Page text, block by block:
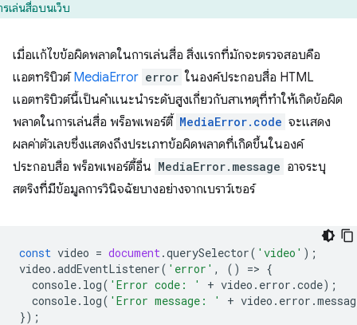
รเล่นสื่อบนเว็บ
เมื่อแก้ไขข้อผิดพลาดในการเล่นสื่อ สิ่งแรกที่มักจะตรวจสอบคือ
แอตทริบิวต์MediaError error ในองค์ประกอบสื่อ HTML
แอตทริบิวต์นี้เป็นคำแนะนำระดับสูงเกี่ยวกับสาเหตุที่ทำให้เกิดข้อผิด
พลาดในการเล่นสื่อ พร็อพเพอร์ตี้ MediaError.code จะแสดง
ผลค่าตัวเลขซึ่งแสดงถึงประเภทข้อผิดพลาดที่เกิดขึ้นในองค์
ประกอบสื่อ พร็อพเพอร์ตี้อื่น MediaError.message อาจระบุ
สตริงที่มีข้อมูลการวินิจฉัยบางอย่างจากเบราว์เซอร์
const video = document.querySelector( 'video' );
video .addEventListener( 'error' , () => {
console. log( 'Error code: ' + video . error .code);
console. log( 'Error message: ' + video . error .
});